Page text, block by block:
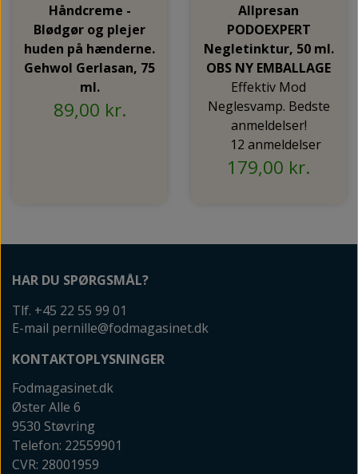
Håndcreme -
Blødgør og plejer
huden på hænderne.
Gehwol Gerlasan, 75
ml.
89,00 kr.
Allpresan
PODOEXPERT
Negletinktur, 50 ml.
OBS NY EMBALLAGE
Effektiv Mod
Neglesvamp. Bedste
anmeldelser!
12 anmeldelser
179,00 kr.
HAR DU SPØRGSMÅL?
Tlf. +45 22 55 99 01
E-mail pernille@fodmagasinet.dk
KONTAKTOPLYSNINGER
Fodmagasinet.dk
Øster Alle 6
9530 Støvring
Telefon: 22559901
CVR: 28001959